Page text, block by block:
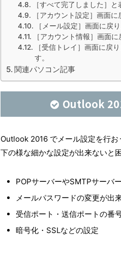
［すべて完了しました］
［アカウント設定］画面
［メール設定］画面に戻
［アカウント情報］画面
［受信トレイ］画面に戻
す。
関連パソコン記事
Outlook
Outlook 2016 でメール設定を行
下の様な細かな設定が出来ないと
POPサーバーやSMTPサーバ
メールパスワードの変更が出
受信ポート・送信ポートの番
暗号化・SSLなどの設定